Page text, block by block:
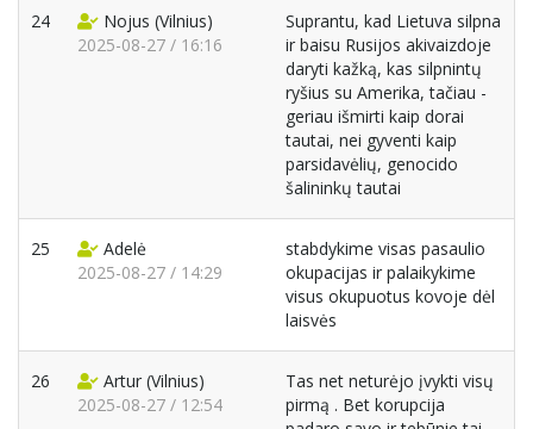
24 Nojus (Vilnius)
2025-08-27 / 16:16
Suprantu, kad Lietuva silpna
ir baisu Rusijos akivaizdoje
daryti kažką, kas silpnintų
ryšius su Amerika, tačiau -
geriau išmirti kaip dorai
tautai, nei gyventi kaip
parsidavėlių, genocido
šalininkų tautai
25
Adelė
2025-08-27 / 14:29
stabdykime visas pasaulio
okupacijas ir palaikykime
visus okupuotus kovoje dėl
laisvės
26 Artur (Vilnius)
2025-08-27 / 12:54
Tas net neturėjo įvykti visų
pirmą . Bet korupcija